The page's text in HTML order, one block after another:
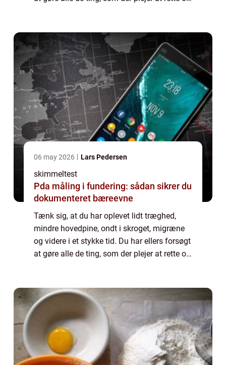
06 may 2026 Lars Pedersen
skimmeltest
Pda måling i fundering: sådan sikrer du
dokumenteret bæreevne
Tænk sig, at du har oplevet lidt træghed,
mindre hovedpine, ondt i skroget, migræne
og videre i et stykke tid. Du har ellers forsøgt
at gøre alle de ting, som der plejer at rette op